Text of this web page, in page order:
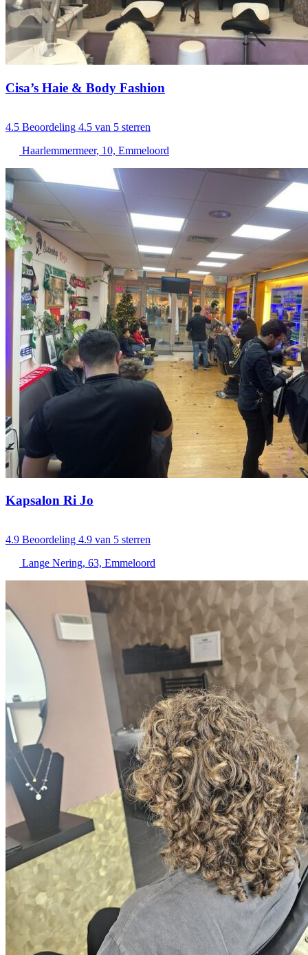
Cisa’s Haie & Body Fashion
4.5 Beoordeling 4.5 van 5 sterren
Haarlemmermeer, 10, Emmeloord
Kapsalon Ri Jo
4.9 Beoordeling 4.9 van 5 sterren
Lange Nering, 63, Emmeloord